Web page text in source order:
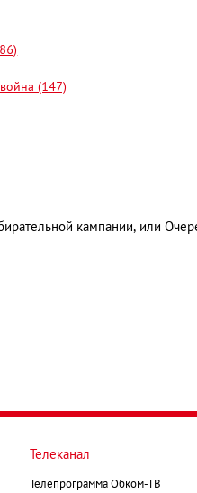
(147)
кампании, или
Телеканал
Телепрограмма Обком-ТВ